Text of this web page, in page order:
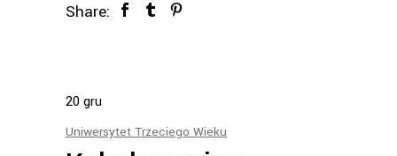
Share:
20gru
Uniwersytet Trzeciego Wieku